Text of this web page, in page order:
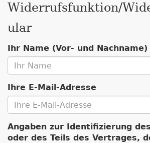
Widerrufsfunktion/
ular
Ihr Name (Vor- und Nachname)
Ihre E-Mail-Adresse
Angaben zur Identifizierung
oder des Teils des Vertrages,